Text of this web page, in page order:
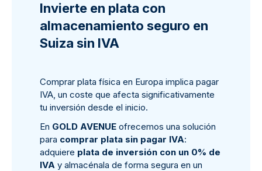
Invierte en plata con
almacenamiento seguro en
Suiza sin IVA
Comprar plata física en Europa implica pagar
IVA, un coste que afecta significativamente
tu inversión desde el inicio.
En GOLD AVENUE ofrecemos una solución
para comprar plata sin pagar IVA:
adquiere plata de inversión con un 0% de
IVA y almacénala de forma segura en un